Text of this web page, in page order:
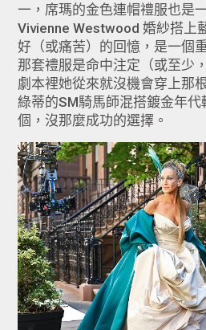
一，席瑪的金色連帽禮服也是
Vivienne Westwood 婚紗搭上
好（或痛苦）的回憶，是一個
那套禮服是命中注定（或至少
劇本裡她從來就沒機會穿上那
綠蒂的SM騎馬師混搭鍍金年
個，沒那麼成功的選擇。